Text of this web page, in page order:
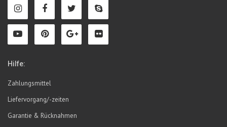
Hilfe:
Zahlungsmittel
Liefervorgang/-zeiten
Garantie & Rücknahmen